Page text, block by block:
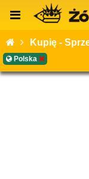
Kupię -
Polska